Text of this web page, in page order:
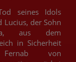
seines Idols
der Sohn
aus dem
in Sicherheit
Fernab von